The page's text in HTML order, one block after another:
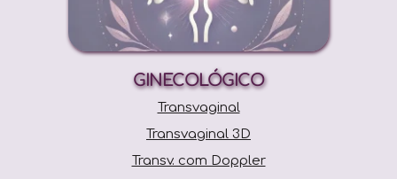
GINECOLÓGICO
Transvaginal
Transvaginal 3D
Transv. com Doppler